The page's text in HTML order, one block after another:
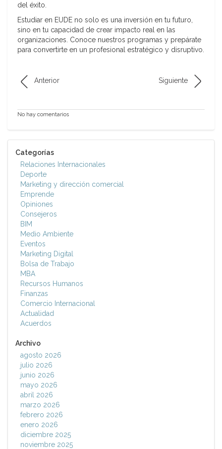
del éxito.
Estudiar en EUDE no solo es una inversión en tu futuro,
sino en tu capacidad de crear impacto real en las
organizaciones. Conoce nuestros programas y prepárate
para convertirte en un profesional estratégico y disruptivo.
Anterior Siguiente
No hay comentarios
Categorías
Relaciones Internacionales
Deporte
Marketing y dirección comercial
Emprende
Opiniones
Consejeros
BIM
Medio Ambiente
Eventos
Marketing Digital
Bolsa de Trabajo
MBA
Recursos Humanos
Finanzas
Comercio Internacional
Actualidad
Acuerdos
Archivo
agosto 2026
julio 2026
junio 2026
mayo 2026
abril 2026
marzo 2026
febrero 2026
enero 2026
diciembre 2025
noviembre 2025